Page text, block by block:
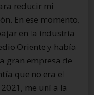
reducir mi
En ese momento,
en la industria
Oriente y había
gran empresa de
que no era el
me uní a la